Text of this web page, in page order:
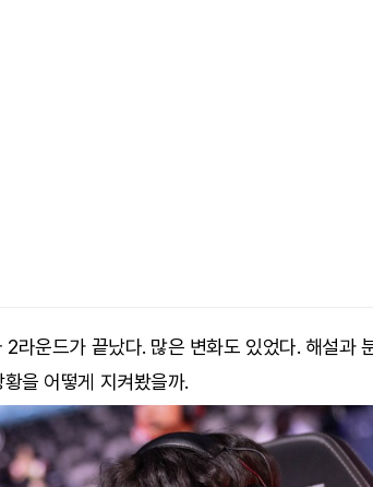
2라운드가 끝났다. 많은 변화도 있었다. 해설과
을 어떻게 지켜봤을까.